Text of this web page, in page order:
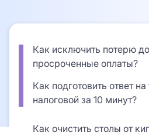
Как исключить потерю
просроченные оплаты?
Как подготовить ответ
налоговой за 10 минут?
Как очистить столы от
Причина интереса *
Причина интереса *
Телефон *
Я согласен с условиями
даете своесогласие на
персональных данных
Я согласен с
Нажимая кнопку
даете своесогласие на
персональных данных